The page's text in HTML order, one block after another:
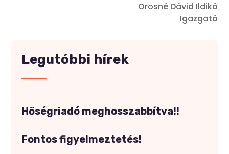
Orosné Dávid Ildikó
Igazgató
Legutóbbi hírek
Hőségriadó meghosszabbítva!!
Fontos figyelmeztetés!